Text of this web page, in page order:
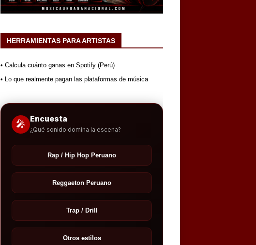
HERRAMIENTAS PARA ARTISTAS
• Calcula cuánto ganas en Spotify (Perú)
• Lo que realmente pagan las plataformas de música
🎤 Encuesta
¿Qué sonido domina la escena?
Rap / Hip Hop Peruano
Reggaeton Peruano
Trap / Drill
Otros estilos